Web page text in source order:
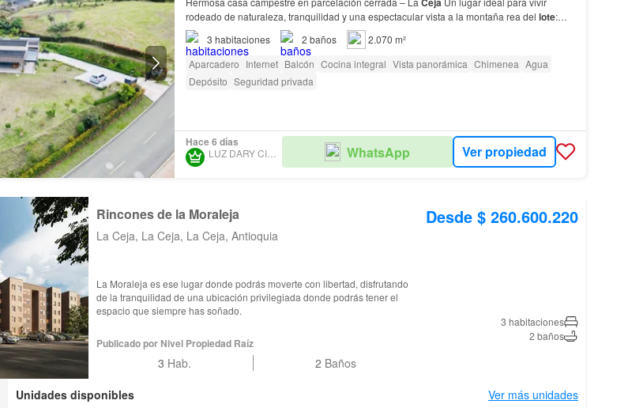
rodeado de naturaleza, tranquilidad y una espectacular vista a la montaña rea del lote:
2.070 m² rea construida: 280 m² aprox.…
3 habitaciones 2 baños
2.070 m²
Aparcadero Internet Balcón Cocina integral Vista panorámica Chimenea Agua
Depósito Seguridad privada
Hace 6 días
LUZ DARY CIRO LOPEZ WhatsApp Ver propiedad
Rincones de la Moraleja
La Ceja, La Ceja, La Ceja, Antioquia
La Moraleja es ese lugar donde podrás moverte con libertad, disfrutando
de la tranquilidad de una ubicación privilegiada donde podrás tener el
espacio que siempre has soñado.
Publicado por Nivel Propiedad Raíz
3 Hab. 2 Baños
Desde $ 260.600.220
3 habitaciones
2 baños
Unidades disponibles Ver más unidades